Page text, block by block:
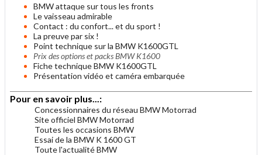
BMW attaque sur tous les fronts
Le vaisseau admirable
Contact : du confort... et du sport !
La preuve par six !
Point technique sur la BMW K1600GTL
Prix des options et packs BMW K1600
Fiche technique BMW K1600GTL
Présentation vidéo et caméra embarquée
Pour en savoir plus...:
Concessionnaires du réseau BMW Motorrad
Site officiel BMW Motorrad
Toutes les occasions BMW
Essai de la BMW K 1600 GT
Toute l'actualité BMW